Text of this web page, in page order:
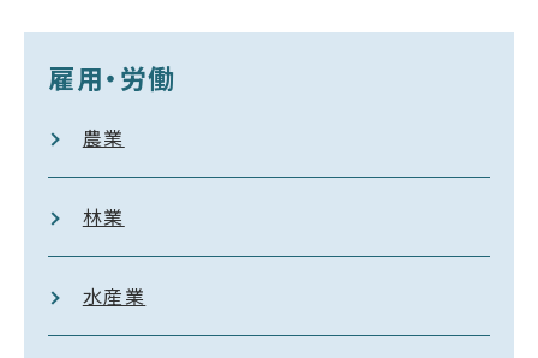
雇用・労働
農業
林業
水産業